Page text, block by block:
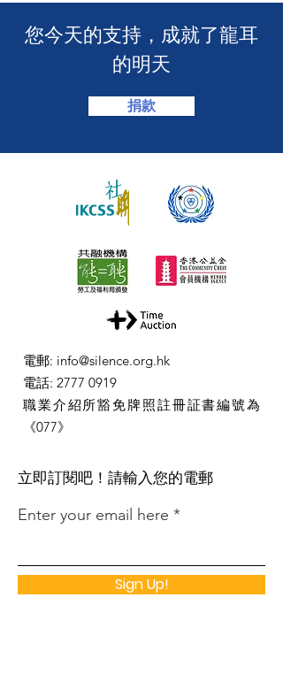
惠！】🎊
​您今天的支持，成就了龍耳
的明天
捐款
電郵: info@silence.org.hk
電話: 2777 0919
職業介紹所豁免牌照註冊証書編號為
《077》
​立即訂閱吧！請輸入您的電郵
Enter your email here
Sign Up!